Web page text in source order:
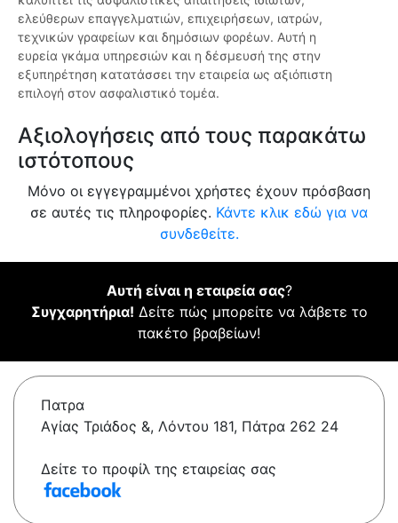
ελεύθερων επαγγελματιών, επιχειρήσεων, ιατρών,
τεχνικών γραφείων και δημόσιων φορέων. Αυτή η
ευρεία γκάμα υπηρεσιών και η δέσμευσή της στην
εξυπηρέτηση κατατάσσει την εταιρεία ως αξιόπιστη
επιλογή στον ασφαλιστικό τομέα.
Αξιολογήσεις από τους παρακάτω
ιστότοπους
Μόνο οι εγγεγραμμένοι χρήστες έχουν πρόσβαση
σε αυτές τις πληροφορίες. Κάντε κλικ εδώ για να
συνδεθείτε.
Αυτή είναι η εταιρεία σας?
Συγχαρητήρια! Δείτε πώς μπορείτε να λάβετε το
πακέτο βραβείων!
Πατρα
Αγίας Τριάδος &, Λόντου 181, Πάτρα 262 24
Δείτε το προφίλ της εταιρείας σας